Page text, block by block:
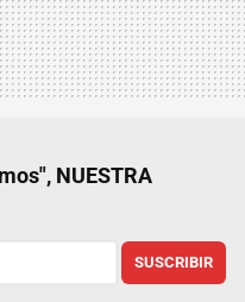
NUESTRA
SUSCRIBIR